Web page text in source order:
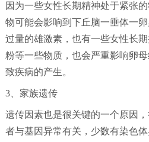
因为一些女性长期精神处于紧张
物可能会影响到下丘脑一垂体一
过量的雄激素，也有一些女性长
粉等一些物质，也会严重影响卵
致疾病的产生。
3、家族遗传
遗传因素也是很关键的一个原因
者与基因异常有关，少数有染色